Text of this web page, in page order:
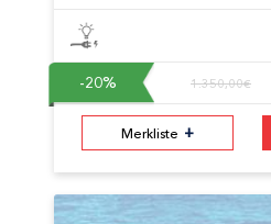
-20% 1.350,00€
Merkliste +